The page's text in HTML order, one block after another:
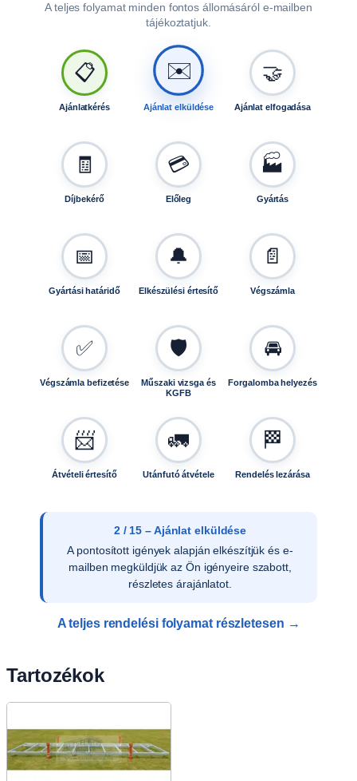
A teljes folyamat minden fontos állomásáról e-mailben
tájékoztatjuk.
📋
Ajánlatkérés
✉️
Ajánlat elküldése
🤝
Ajánlat elfogadása
🧾
Díjbekérő
💳
Előleg
🏭
Gyártás
📅
Gyártási határidő
🔔
Elkészülési értesítő
📄
Végszámla
✅
Végszámla befizetése
🛡️
Műszaki vizsga és
KGFB
🚘
Forgalomba helyezés
📨
Átvételi értesítő
🚛
Utánfutó átvétele
🏁
Rendelés lezárása
2 / 15 – Ajánlat elküldése
A pontosított igények alapján elkészítjük és e-
mailben megküldjük az Ön igényeire szabott,
részletes árajánlatot.
A teljes rendelési folyamat részletesen →
Tartozékok